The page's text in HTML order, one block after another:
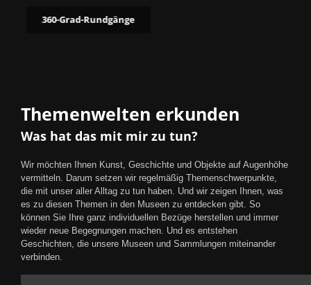
360-Grad-Rundgänge
Themenwelten erkunden
Was hat das mit mir zu tun?
Wir möchten Ihnen Kunst, Geschichte und Objekte auf Augenhöhe
vermitteln. Darum setzen wir regelmäßig Themenschwerpunkte,
die mit unser aller Alltag zu tun haben. Und wir zeigen Ihnen, was
es zu diesen Themen in den Museen zu entdecken gibt. So
können Sie Ihre ganz individuellen Bezüge herstellen und immer
wieder neue Begegnungen machen. Und es entstehen
Geschichten, die unsere Museen und Sammlungen miteinander
verbinden.